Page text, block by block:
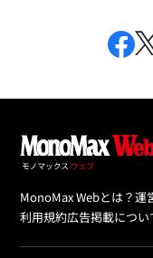
MonoMax Webとは？運
利用規約広告掲載につい